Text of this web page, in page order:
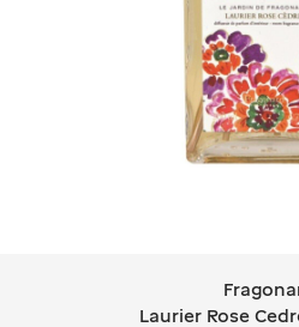
Fragonard Laurier
Laurier Rose